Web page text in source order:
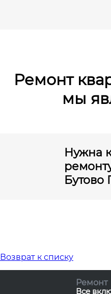
Ремонт
мы
Нужна
Бутово
Возврат к списку
Ремонт
Все